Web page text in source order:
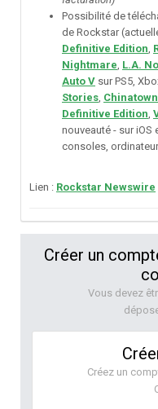
Possibilité de
de Rockstar
Definitive Edition,
Nightmare, L.A.
Auto V sur PS5,
Stories,
Definitive Edition,
nouveauté - sur
consoles,
Lien : Rockstar Newswire
Créer un
Vous devez
Créez un